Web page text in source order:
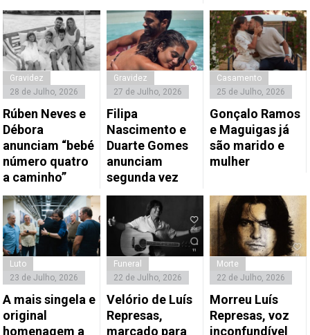
Gravidez
28 de Julho, 2026
Rúben Neves e
Débora
anunciam “bebé
número quatro
a caminho”
Gravidez
27 de Julho, 2026
Filipa
Nascimento e
Duarte Gomes
anunciam
segunda vez
Casamento
25 de Julho, 2026
Gonçalo Ramos
e Maguigas já
são marido e
mulher
Luto
23 de Julho, 2026
A mais singela e
original
homenagem a
Funeral
22 de Julho, 2026
Velório de Luís
Represas,
marcado para
Morte
22 de Julho, 2026
Morreu Luís
Represas, voz
inconfundível